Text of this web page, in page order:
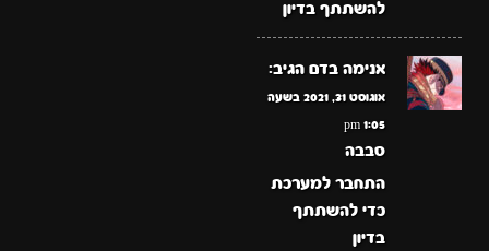
להשתתף בדיון
אנימה בדם הגיב:
אוגוסט 31, 2021 בשעה
1:05 pm
סבבה
התחבר למערכת
כדי להשתתף
בדיון